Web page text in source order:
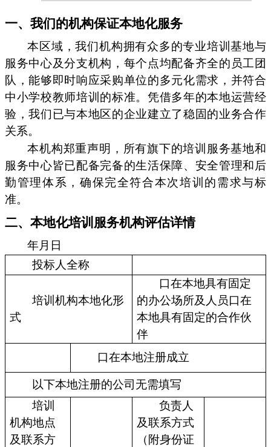
一、我们的机构保证本地化服务
本区域，我们机构拥有众多的专业培训基地与
服务中心及分支机构，每个点均配备齐全的员工团
队，能够即时响应采购单位的多元化需求，并符合
中小学校教师培训的标准。凭借多年的本地运营经
验，我们已与本地区的企业建立了稳固的业务合作
关系。
本机构郑重声明，所有旗下的培训服务基地和
服务中心皆已配备完备的生活保障、安全管理和后
勤管理体系，确保完全符合本次培训的需求与标
准。
二、本地化培训服务机构评估详情
年月日
投标人全称
培训机构本地化形
式
口在本地具有固定
的办公场所及人员口在
本地具有固定的合作伙
伴
口在本地注册成立
以下本地注册的公司无需填写
培训
机构地点
及联系方
负责人
及联系方式
（附身份证